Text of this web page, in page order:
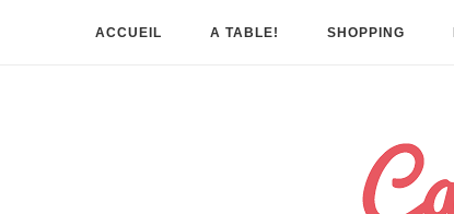
ACCUEIL A TABLE! SHOPPING